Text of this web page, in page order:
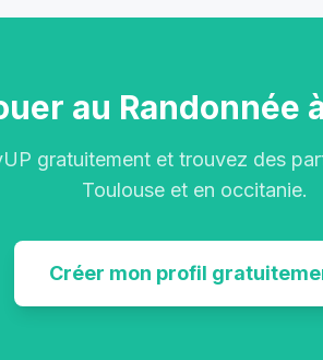
au Randonnée
gratuitement et trouvez des
Toulouse et en occitanie.
Créer mon profil